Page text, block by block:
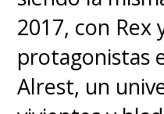
¿Que si
que se puede
videojuegos
disponibles
2017, con Rex
protagonistas
Alrest, un